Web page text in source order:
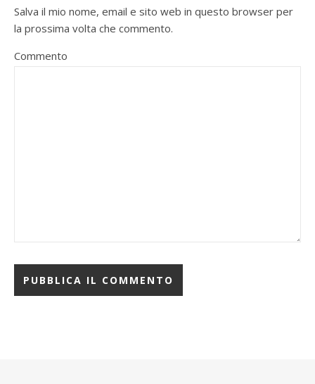
Salva il mio nome, email e sito web in questo browser per
la prossima volta che commento.
Commento